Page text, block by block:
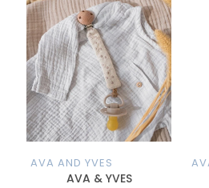
AVA AND YVES
AVA & YVES